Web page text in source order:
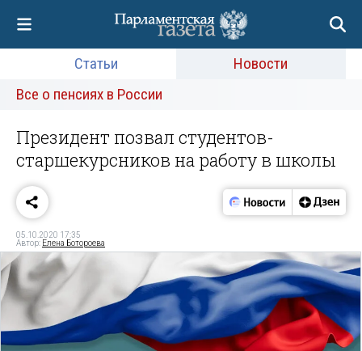
Статьи
Новости
Все о пенсиях в России
Президент позвал студентов-
старшекурсников на работу в школы
05.10.2020 17:35
Автор: Елена Ботороева